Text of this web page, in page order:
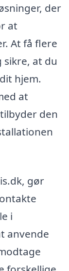
der
at
At få flere
sikre, at du
hjem.
at
den
gør
i
anvende